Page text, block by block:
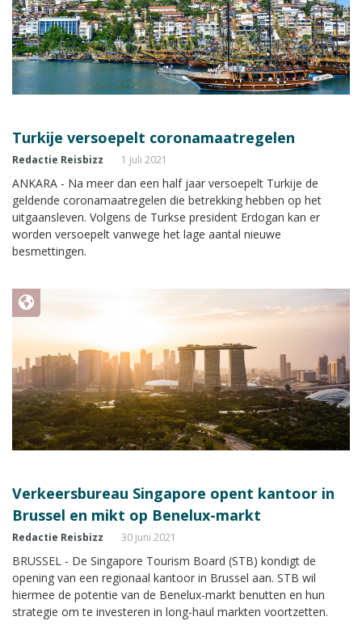
Turkije versoepelt coronamaatregelen
Redactie Reisbizz 1 juli 2021
ANKARA - Na meer dan een half jaar versoepelt Turkije de
geldende coronamaatregelen die betrekking hebben op het
uitgaansleven. Volgens de Turkse president Erdogan kan er
worden versoepelt vanwege het lage aantal nieuwe
besmettingen.
Verkeersbureau Singapore opent kantoor in
Brussel en mikt op Benelux-markt
Redactie Reisbizz 30 juni 2021
BRUSSEL - De Singapore Tourism Board (STB) kondigt de
opening van een regionaal kantoor in Brussel aan. STB wil
hiermee de potentie van de Benelux-markt benutten en hun
strategie om te investeren in long-haul markten voortzetten.